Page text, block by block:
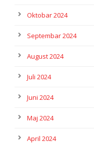
Oktobar 2024
Septembar 2024
August 2024
Juli 2024
Juni 2024
Maj 2024
April 2024